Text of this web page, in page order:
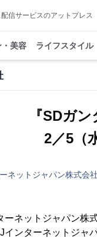
信サービスのアットプレス
・美容 ライフスタイル
『SDガ
ネットジャパン株式会社
ーネットジャパン株
インターネットジャ